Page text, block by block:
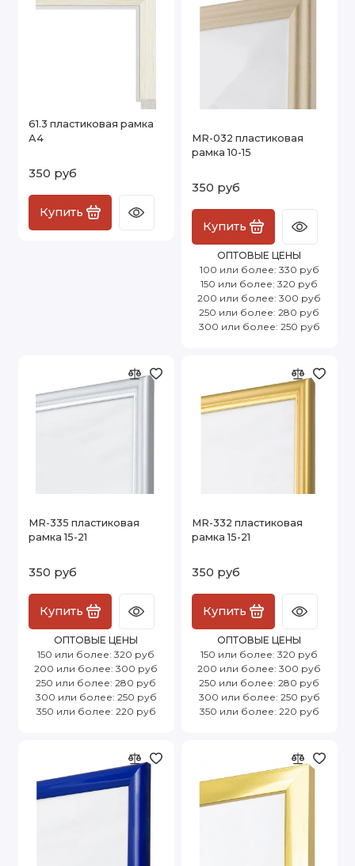
61.3 пластиковая рамка
А4
350 руб
Купить
MR-032 пластиковая
рамка 10-15
350 руб
Купить
ОПТОВЫЕ ЦЕНЫ
100 или более: 330 руб
150 или более: 320 руб
200 или более: 300 руб
250 или более: 280 руб
300 или более: 250 руб
MR-335 пластиковая
рамка 15-21
350 руб
Купить
ОПТОВЫЕ ЦЕНЫ
150 или более: 320 руб
200 или более: 300 руб
250 или более: 280 руб
300 или более: 250 руб
350 или более: 220 руб
MR-332 пластиковая
рамка 15-21
350 руб
Купить
ОПТОВЫЕ ЦЕНЫ
150 или более: 320 руб
200 или более: 300 руб
250 или более: 280 руб
300 или более: 250 руб
350 или более: 220 руб